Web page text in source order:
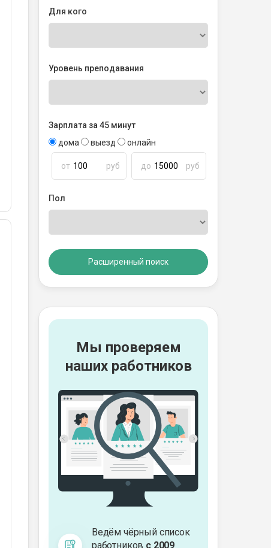
Для кого
Уровень преподавания
Зарплата за 45 минут
дома
выезд онлайн
от руб до руб
Пол
Расширенный поиск
Мы проверяем
наших работников
Ведём чёрный список
работников с 2009